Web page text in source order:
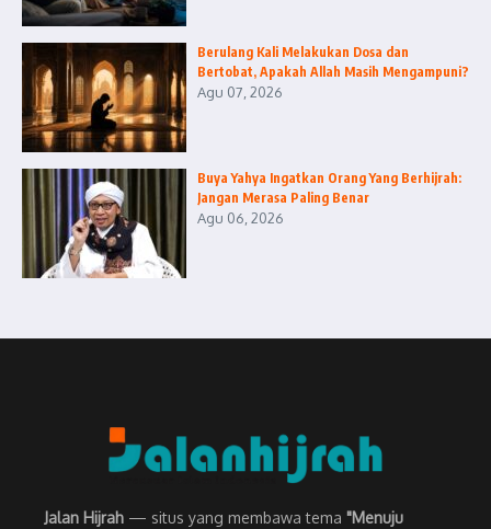
Berulang Kali Melakukan Dosa dan
Bertobat, Apakah Allah Masih Mengampuni?
Agu 07, 2026
Buya Yahya Ingatkan Orang Yang Berhijrah:
Jangan Merasa Paling Benar
Agu 06, 2026
Jalan Hijrah — situs yang membawa tema "Menuju